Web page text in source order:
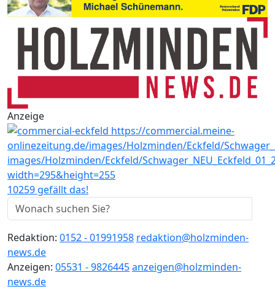
Anzeige
10259 gefällt das!
Redaktion: 0152 - 01991958 redaktion@holzminden-
news.de
Anzeigen: 05531 - 9826445anzeigen@holzminden-
news.de